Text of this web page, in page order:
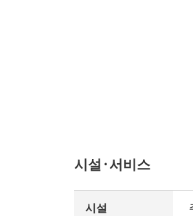
시설·서비스
시설